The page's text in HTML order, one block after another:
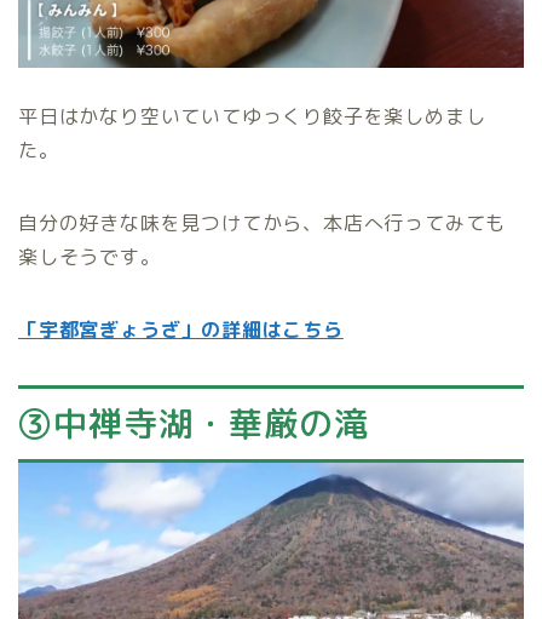
平日はかなり空いていてゆっくり餃子を楽しめまし
た。
自分の好きな味を見つけてから、本店へ行ってみても
楽しそうです。
「宇都宮ぎょうざ」の詳細はこちら
③中禅寺湖・華厳の滝